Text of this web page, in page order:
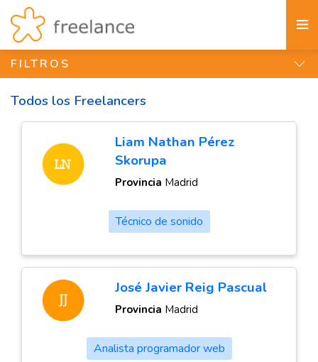
FILTROS
Todos los Freelancers
Liam Nathan Pérez
Skorupa
Provincia Madrid
Técnico de sonido
José Javier Reig Pascual
Provincia Madrid
Analista programador web